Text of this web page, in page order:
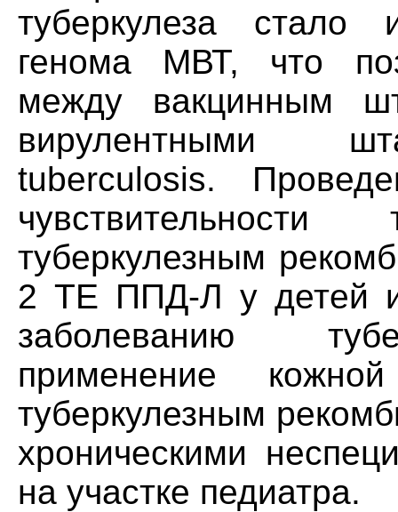
туберкулеза стало
генома МВТ, что
между вакцинным
вирулентными
tuberculosis.
туберкулезным
2 ТЕ ППД-Л у детей
заболеванию
применение
туберкулезным
хроническими
на участке педиатра.